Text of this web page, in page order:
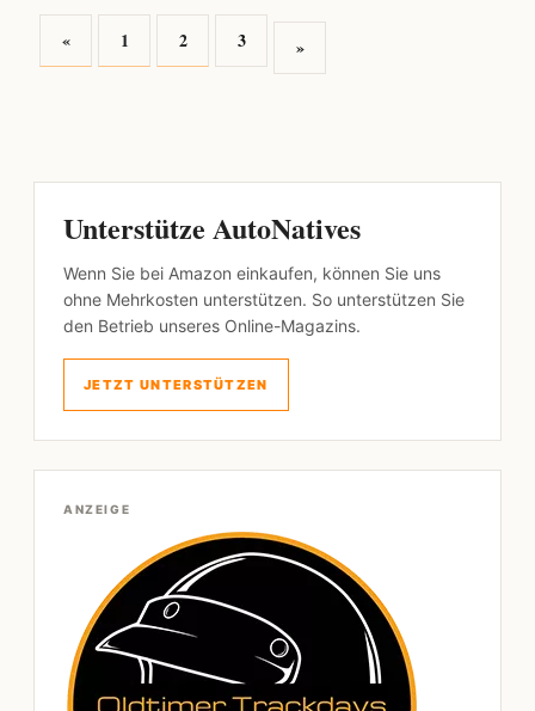
« 1 2 3 »
Unterstütze AutoNatives
Wenn Sie bei Amazon einkaufen, können Sie uns
ohne Mehrkosten unterstützen. So unterstützen Sie
den Betrieb unseres Online-Magazins.
JETZT UNTERSTÜTZEN
ANZEIGE